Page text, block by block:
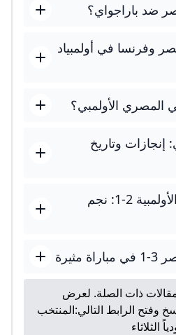
ضد باراجواي؟
وفرنسا في أولمبياد
المصري الأولمبي؟
وتاريخ
مباراة مصر واٍسبانيا الأولمبية 2-1: نجم
ذات الصلة. لعرض
وفتح الرابط التالي:المنتخب
الثلاثاء